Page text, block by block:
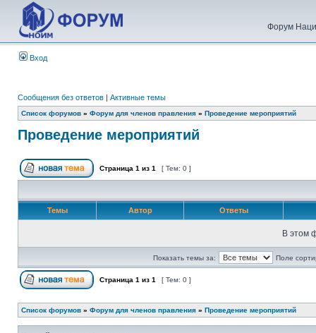
Форум
Вход
Сообщения без ответов | Активные темы
Список форумов » Форум для членов правления » Проведение мероприятий
Проведение мероприятий
Страница 1 из 1 [ Тем: 0 ]
Темы Автор Ответы
В этом
Показать темы за: Поле
Страница 1 из 1 [ Тем: 0 ]
Список форумов » Форум для членов правления » Проведение мероприятий